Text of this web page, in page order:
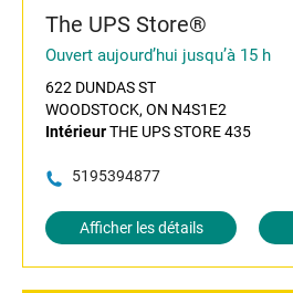
The UPS Store®
Ouvert aujourd’hui jusqu’à 15 h
622 DUNDAS ST
WOODSTOCK, ON N4S1E2
IntérieurTHE UPS STORE 435
5195394877
Afficher les détails